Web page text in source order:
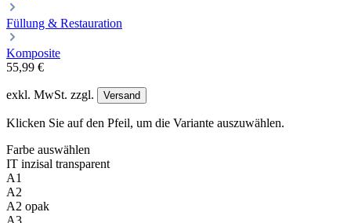
Füllung & Restauration
Komposite
55,99 €
exkl. MwSt. zzgl. Versand
Klicken Sie auf den Pfeil, um die Variante auszuwählen.
Farbe auswählen
IT inzisal transparent
A1
A2
A2 opak
A3